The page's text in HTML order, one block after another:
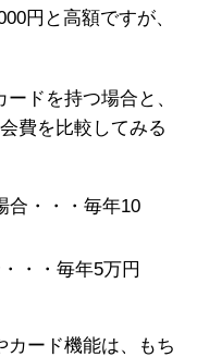
円と高額ですが、
ドを持つ場合と、
費を比較してみる
合・・・毎年10
・・毎年5万円
カード機能は、もち